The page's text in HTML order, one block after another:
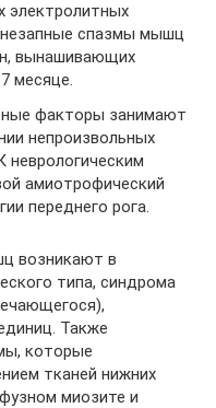
электролитных
спазмы мышц
вынашивающих
месяце.
факторы занимают
непроизвольных
амиотрофический
переднего рога.
возникают в
типа, синдрома
Также
которые
тканей нижних
миозите и